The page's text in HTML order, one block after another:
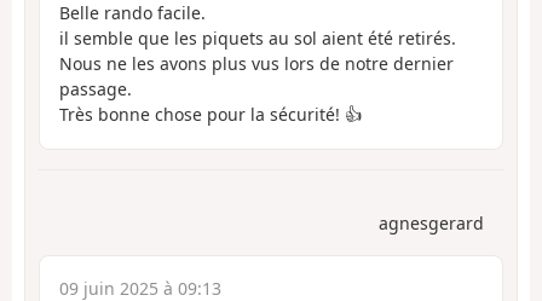
Belle rando facile.
il semble que les piquets au sol aient été retirés.
Nous ne les avons plus vus lors de notre dernier
passage.
Très bonne chose pour la sécurité! 👍
agnesgerard
09 juin 2025 à 09:13